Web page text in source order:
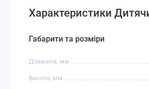
Характеристики
Габарити та розміри
Довжина, мм
Висота, мм